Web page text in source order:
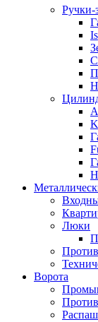
Ручки-
Люки
Ворота